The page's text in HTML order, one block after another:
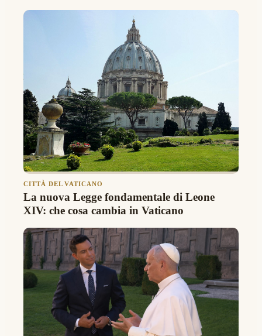
CITTÀ DEL VATICANO
La nuova Legge fondamentale di Leone
XIV: che cosa cambia in Vaticano